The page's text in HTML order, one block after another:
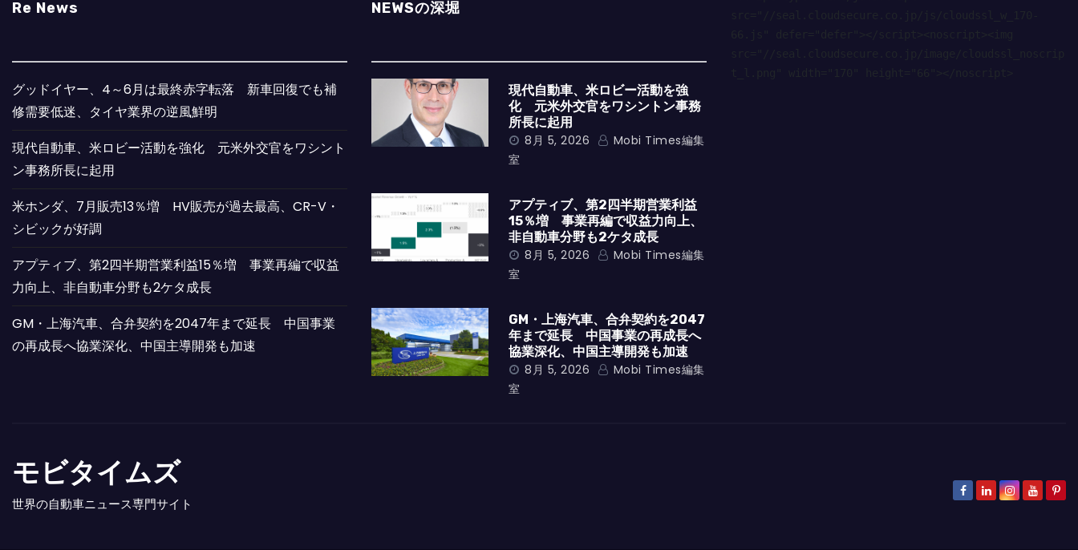
Re News
グッドイヤー、4～6月は最終赤字転落 新車回復でも補
修需要低迷、タイヤ業界の逆風鮮明
現代自動車、米ロビー活動を強化 元米外交官をワシント
ン事務所長に起用
米ホンダ、7月販売13％増 HV販売が過去最高、CR-V・
シビックが好調
アプティブ、第2四半期営業利益15％増 事業再編で収益
力向上、非自動車分野も2ケタ成長
GM・上海汽車、合弁契約を2047年まで延長 中国事業
の再成長へ協業深化、中国主導開発も加速
NEWSの深堀
現代自動車、米ロビー活動を強
化 元米外交官をワシントン事務
所長に起用
8月 5, 2026
Mobi Times編集
室
アプティブ、第2四半期営業利益
15％増 事業再編で収益力向上、
非自動車分野も2ケタ成長
8月 5, 2026
Mobi Times編集
室
GM・上海汽車、合弁契約を2047
年まで延長 中国事業の再成長へ
協業深化、中国主導開発も加速
8月 5, 2026
Mobi Times編集
室
モビタイムズ
世界の自動車ニュース専門サイト